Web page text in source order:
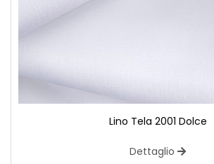
Lino Tela 2001 Dolce
Dettaglio